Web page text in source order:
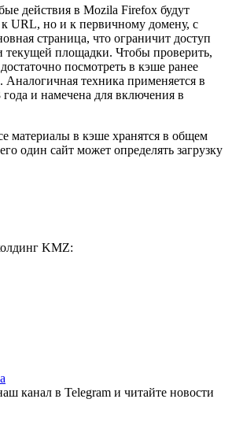
действия в Mozila Firefox будут
URL, но и к первичному домену, с
страница, что ограничит доступ
текущей площадки. Чтобы проверить,
посмотреть в кэше ранее
техника применяется в
года и намечена для включения в
материалы в кэше хранятся в общем
один сайт может определять загрузку
KMZ:
канал в Telegram и читайте новости